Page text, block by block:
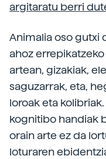
argitaratu berri
Animalia oso gutxi
ahoz
artean, gizakiak,
saguzarrak, eta,
loroak eta
kognitibo handiak
orain arte ez da
loturaren